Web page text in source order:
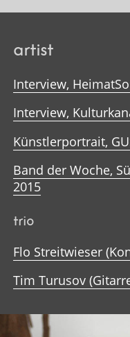
artist
Interview,
Interview,
Künstlerportrait,
Band der Woche,
2015
trio
Flo Streitwieser
Tim Turusov